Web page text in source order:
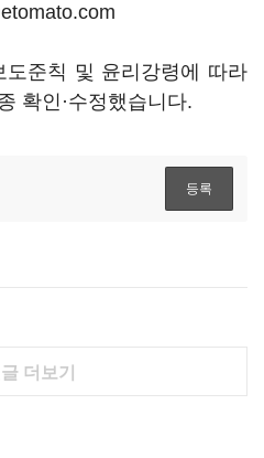
준칙 및 윤리강령에 따라
확인·수정했습니다.
더보기